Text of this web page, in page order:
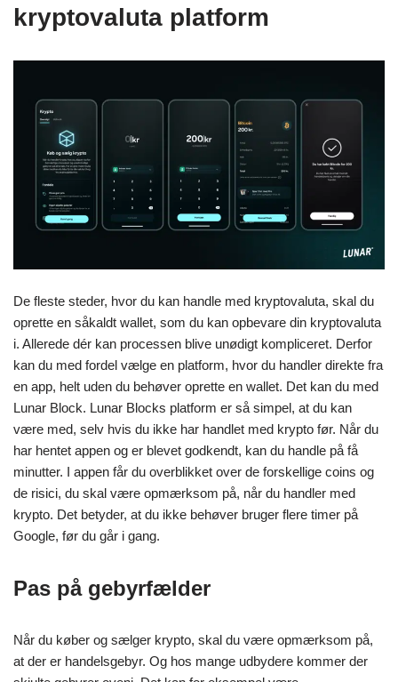
kryptovaluta platform
De fleste steder, hvor du kan handle med kryptovaluta, skal du
oprette en såkaldt wallet, som du kan opbevare din kryptovaluta
i. Allerede dér kan processen blive unødigt kompliceret. Derfor
kan du med fordel vælge en platform, hvor du handler direkte fra
en app, helt uden du behøver oprette en wallet. Det kan du med
Lunar Block. Lunar Blocks platform er så simpel, at du kan
være med, selv hvis du ikke har handlet med krypto før. Når du
har hentet appen og er blevet godkendt, kan du handle på få
minutter. I appen får du overblikket over de forskellige coins og
de risici, du skal være opmærksom på, når du handler med
krypto. Det betyder, at du ikke behøver bruger flere timer på
Google, før du går i gang.
Pas på gebyrfælder
Når du køber og sælger krypto, skal du være opmærksom på,
at der er handelsgebyr. Og hos mange udbydere kommer der